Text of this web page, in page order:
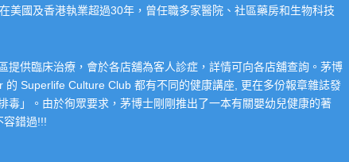
美國及香港執業超過30年，曾任職多家醫院、社區藥房和生物科技
供臨床治療，會於各店舖為客人診症，詳情可向各店舖查詢。茅博
Superlife Culture Club 都有不同的健康講座, 更在多份報章雜誌發
」。由於徇眾要求，茅博士剛剛推出了一本有關嬰幼兒健康的著
容錯過!!!